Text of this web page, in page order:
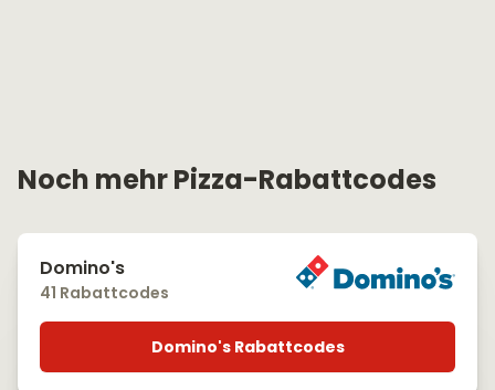
Noch mehr Pizza-Rabattcodes
Domino's
41 Rabattcodes
Domino's Rabattcodes